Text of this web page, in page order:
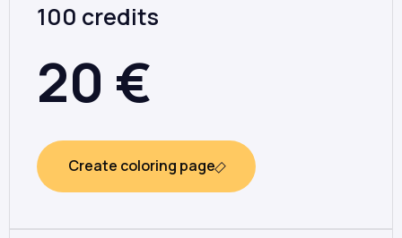
100 credits
20 €
Create coloring page